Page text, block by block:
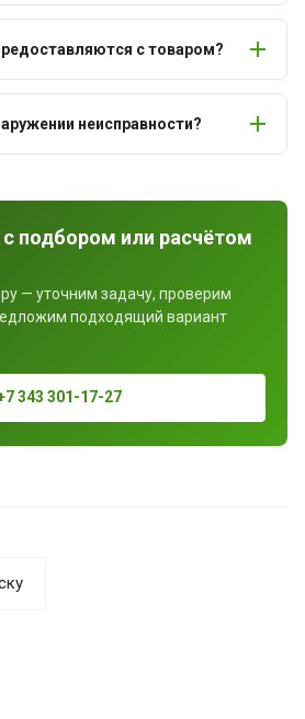
с товаром?
неисправности?
подбором или расчётом
— уточним задачу, проверим
подходящий вариант
343 301-17-27